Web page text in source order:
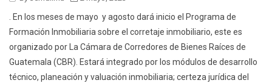
. En los meses de mayo y agosto dará inicio el Programa de
Formación Inmobiliaria sobre el corretaje inmobiliario, este es
organizado por La Cámara de Corredores de Bienes Raíces de
Guatemala (CBR). Estará integrado por los módulos de desarrollo
técnico, planeación y valuación inmobiliaria; certeza jurídica del